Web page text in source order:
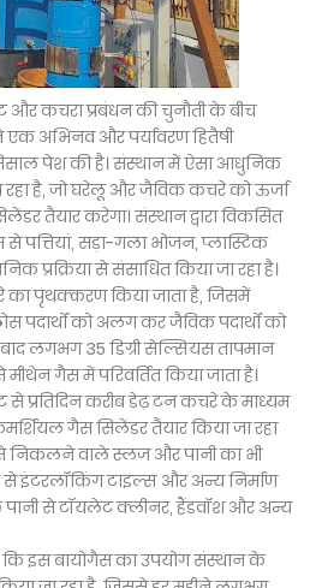
और कचरा प्रबंधन की चुनौती के बीच
अभिनव और पर्यावरण हितैषी
पेश की है। संस्थान में ऐसा आधुनिक
रहा है, जो घरेलू और जैविक कचरे को ऊर्जा
तैयार करेगा। संस्थान द्वारा विकसित
पत्तियां, सड़ा-गला भोजन, प्लास्टिक
प्रक्रिया से संसाधित किया जा रहा है।
का पृथक्करण किया जाता है, जिसमें
पदार्थों को अलग कर जैविक पदार्थों को
लगभग 35 डिग्री सेल्सियस तापमान
गैस में परिवर्तित किया जाता है।
से प्रतिदिन करीब डेढ़ टन कचरे के माध्यम
गैस सिलेंडर तैयार किया जा रहा
से निकलने वाले स्लज और पानी का भी
से इंटरलॉकिंग टाइल्स और अन्य निर्माण
पानी से टॉयलेट क्लीनर, हैंडवॉश और अन्य
इस बायोगैस का उपयोग संस्थान के